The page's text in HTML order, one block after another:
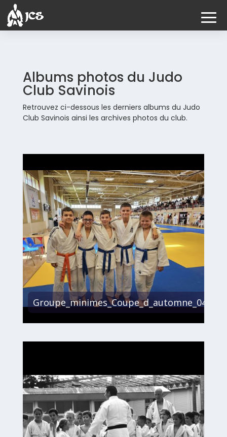
Albums photos du Judo
Club Savinois
Retrouvez ci-dessous les derniers albums du Judo
Club Savinois ainsi les archives photos du club.